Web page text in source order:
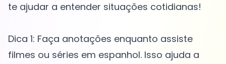
te ajudar a entender situações cotidianas!
Dica 1: Faça anotações enquanto assiste
filmes ou séries em espanhol. Isso ajuda a